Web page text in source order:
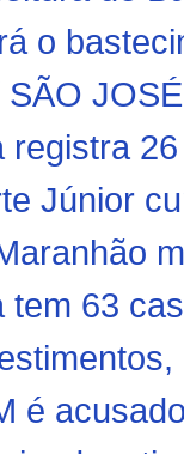
o
registra
Júnior
tem 63
é